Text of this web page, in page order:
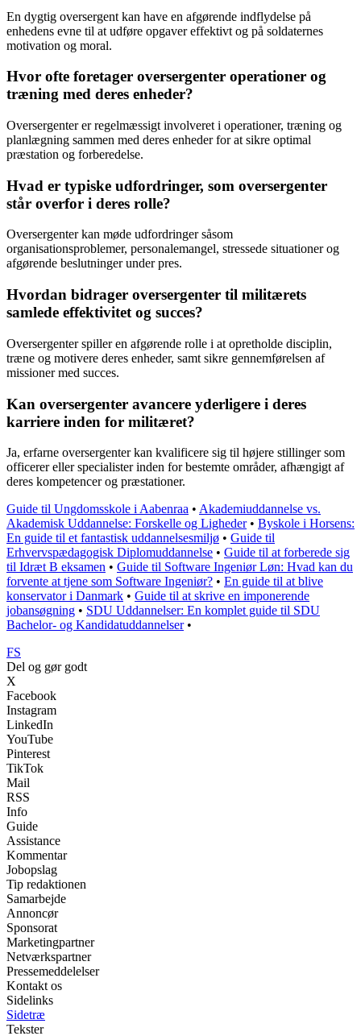
En dygtig oversergent kan have en afgørende indflydelse på
enhedens evne til at udføre opgaver effektivt og på soldaternes
motivation og moral.
Hvor ofte foretager oversergenter operationer og
træning med deres enheder?
Oversergenter er regelmæssigt involveret i operationer, træning og
planlægning sammen med deres enheder for at sikre optimal
præstation og forberedelse.
Hvad er typiske udfordringer, som oversergenter
står overfor i deres rolle?
Oversergenter kan møde udfordringer såsom
organisationsproblemer, personalemangel, stressede situationer og
afgørende beslutninger under pres.
Hvordan bidrager oversergenter til militærets
samlede effektivitet og succes?
Oversergenter spiller en afgørende rolle i at opretholde disciplin,
træne og motivere deres enheder, samt sikre gennemførelsen af
missioner med succes.
Kan oversergenter avancere yderligere i deres
karriere inden for militæret?
Ja, erfarne oversergenter kan kvalificere sig til højere stillinger som
officerer eller specialister inden for bestemte områder, afhængigt af
deres kompetencer og præstationer.
Guide til Ungdomsskole i Aabenraa • Akademiuddannelse vs.
Akademisk Uddannelse: Forskelle og Ligheder• Byskole i Horsens:
En guide til et fantastisk uddannelsesmiljø • Guide til
Erhvervspædagogisk Diplomuddannelse • Guide til at forberede sig
til Idræt B eksamen • Guide til Software Ingeniør Løn: Hvad kan du
forvente at tjene som Software Ingeniør? • En guide til at blive
konservator i Danmark • Guide til at skrive en imponerende
jobansøgning • SDU Uddannelser: En komplet guide til SDU
Bachelor- og Kandidatuddannelser•
FS
Del og gør godt
X
Facebook
Instagram
LinkedIn
YouTube
Pinterest
TikTok
Mail
RSS
Info
Guide
Assistance
Kommentar
Jobopslag
Tip redaktionen
Samarbejde
Annoncør
Sponsorat
Marketingpartner
Netværkspartner
Pressemeddelelser
Kontakt os
Sidelinks
Sidetræ
Tekster